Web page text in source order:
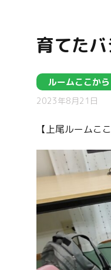
育てた
ルームここから
2023年8月21日
【上尾ルームこ